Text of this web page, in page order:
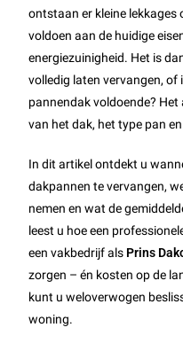
ontstaan er kleine lekkages
voldoen aan de huidige
energiezuinigheid. Het is
volledig laten vervangen, of
pannendak voldoende?
van het dak, het type pan
In dit artikel ontdekt u
dakpannen te vervangen,
nemen en wat de
leest u hoe een
een vakbedrijf als Prins
zorgen – én kosten op de
kunt u weloverwogen
woning.